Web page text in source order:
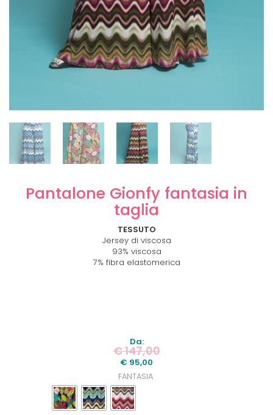
Pantalone Gionfy fantasia in
taglia
TESSUTO
Jersey di viscosa
93% viscosa
7% fibra elastomerica
Da:
€147,00
€ 95,00
FANTASIA